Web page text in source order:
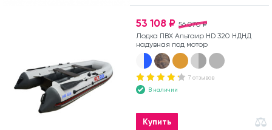
56 070 ₽
53 108 ₽
Лодка ПВХ Альтаир HD 320 НДНД
надувная под мотор
7 отзывов
В наличии
Купить